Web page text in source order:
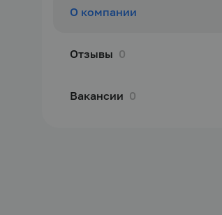
О компании
Отзывы 0
Вакансии 0